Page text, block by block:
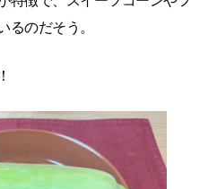
るのだそう。